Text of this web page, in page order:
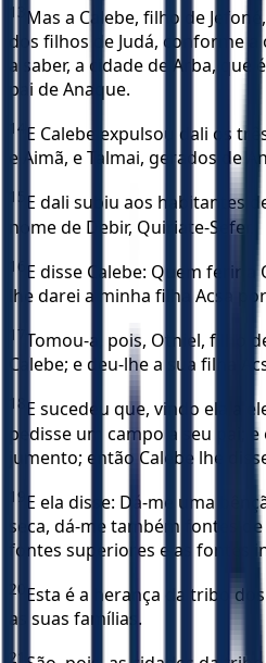
13 Mas a Calebe, filho de
dos filhos de Judá, conforme
a saber, a cidade de Arba, que
pai de Anaque.
14 E Calebe expulsou dali os
e Aimã, e Talmai, gerados de
15 E dali subiu aos habitantes
nome de Debir, Quiriate-Sefer.
16 E disse Calebe: Quem ferir a
lhe darei a minha filha Acsa por
17 Tomou-a, pois, Otniel, filho
Calebe; e deu-lhe a sua filha
18 E sucedeu que, vindo ela a
pedisse um campo a seu pai; e
jumento; então Calebe lhe
19 E ela disse: Dá-me uma
seca, dá-me também fontes
fontes superiores e as fontes
20 Esta é a herança da tribo
as suas famílias.
21